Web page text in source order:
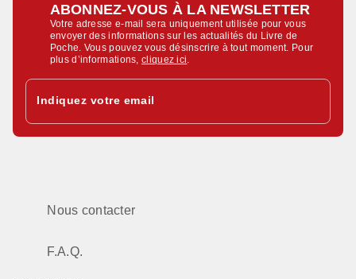
ABONNEZ-VOUS À LA NEWSLETTER
Votre adresse e-mail sera uniquement utilisée pour vous
envoyer des informations sur les actualités du Livre de
Poche. Vous pouvez vous désinscrire à tout moment. Pour
plus d’informations,cliquez ici
Indiquez votre email
Nous contacter
F.A.Q.